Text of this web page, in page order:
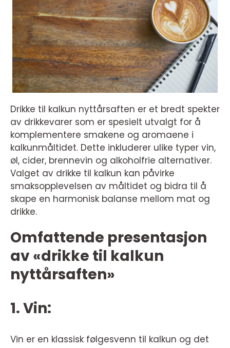
Drikke til kalkun nyttårsaften er et bredt spekter
av drikkevarer som er spesielt utvalgt for å
komplementere smakene og aromaene i
kalkunmåltidet. Dette inkluderer ulike typer vin,
øl, cider, brennevin og alkoholfrie alternativer.
Valget av drikke til kalkun kan påvirke
smaksopplevelsen av måltidet og bidra til å
skape en harmonisk balanse mellom mat og
drikke.
Omfattende presentasjon
av «drikke til kalkun
nyttårsaften»
1. Vin:
Vin er en klassisk følgesvenn til kalkun og det